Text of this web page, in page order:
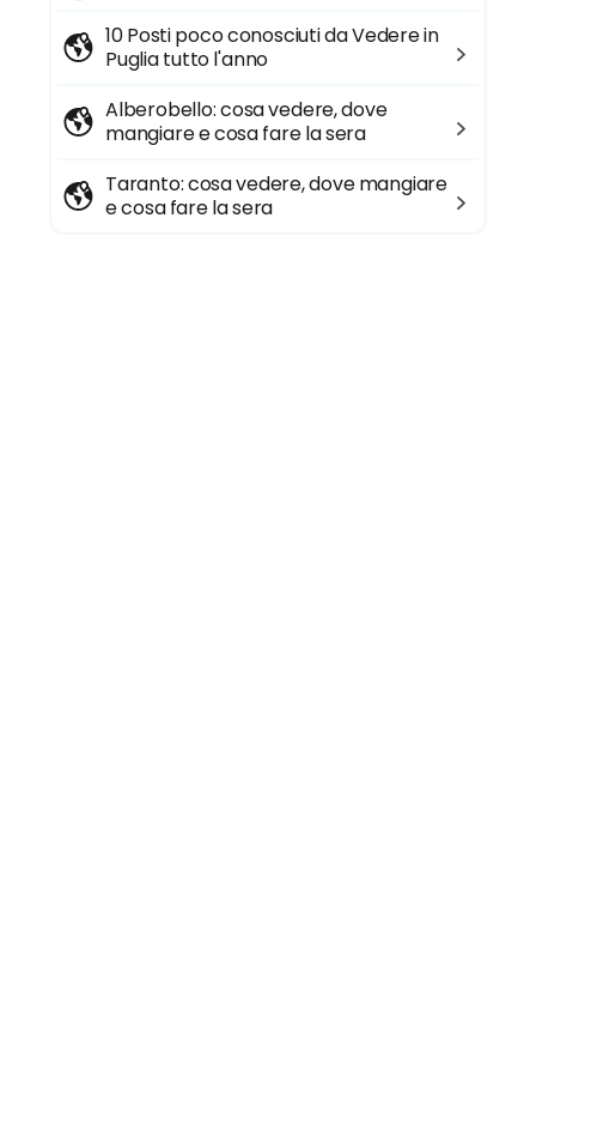
10 Posti poco conosciuti da Vedere in
Puglia tutto l'anno
Alberobello: cosa vedere, dove
mangiare e cosa fare la sera
Taranto: cosa vedere, dove mangiare
e cosa fare la sera